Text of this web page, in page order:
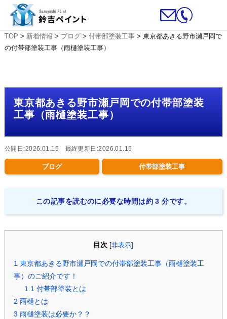
TOP > 新着情報 > ブログ> 付帯部塗装工事> 東京都あきる野市瀬戸岡で
の付帯部塗装工事（雨樋塗装工事）
東京都あきる野市瀬戸岡での付帯部塗装
工事（雨樋塗装工事）
公開日:2026.01.15 最終更新日:2026.01.15
ブログ 付帯部塗装工事
この記事を読むのに必要な時間は約 3 分です。
目次 [非表示
1東京都あきる野市瀬戸岡での付帯部塗装工事（雨樋塗装工
事）のご紹介です！
1.1付帯部塗装とは
2 雨樋とは
3 雨樋塗装は必要か？？